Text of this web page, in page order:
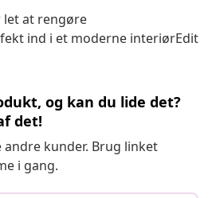
let at rengøre
ind i et moderne interiørEdit
og kan du lide det?
det!
kunder. Brug linket
i gang.